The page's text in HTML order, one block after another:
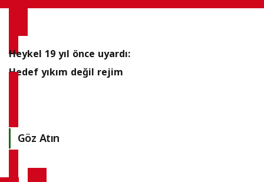
Heykel 19 yıl önce uyardı:
Hedef yıkım değil rejim
Göz Atın